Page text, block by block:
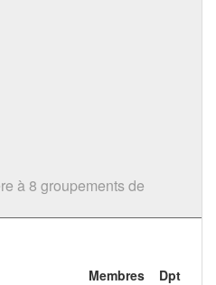
à 8 groupements de
Membres
Dpt